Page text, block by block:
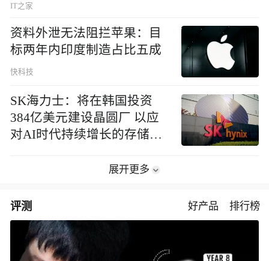
IT之家
资料外泄无法阻拦苹果：目
标两年内印度制造占比五成
快科技
SK海力士：将在韩国投资
384亿美元建设晶圆厂 以应
对AI时代持续增长的存储芯
展开更多
评测 好产品 排行榜